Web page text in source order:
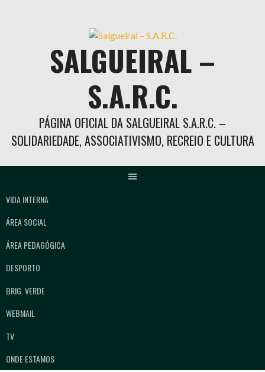
SALGUEIRAL –
S.A.R.C.
PÁGINA OFICIAL DA SALGUEIRAL S.A.R.C. –
SOLIDARIEDADE, ASSOCIATIVISMO, RECREIO E CULTURA
VIDA INTERNA
ÁREA SOCIAL
ÁREA PEDAGÓGICA
DESPORTO
BRIG. VERDE
WEBMAIL
TV
ONDE ESTAMOS